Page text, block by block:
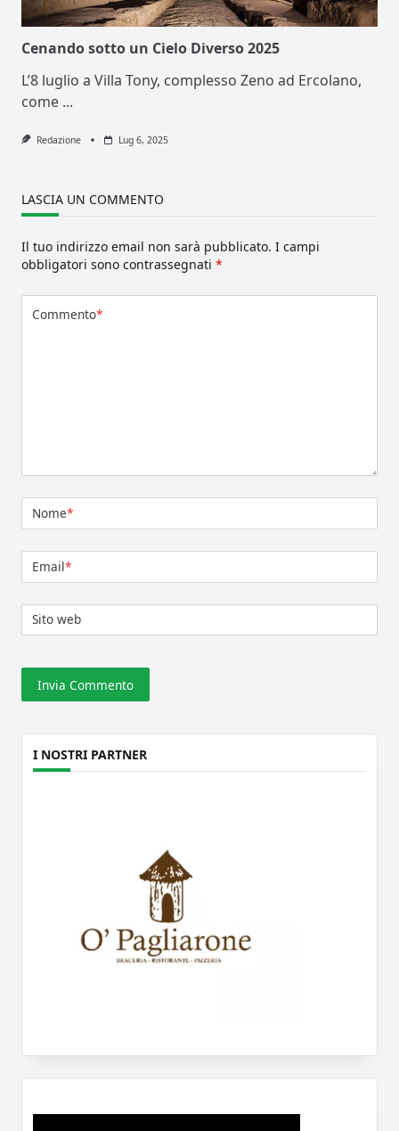
Cenando sotto un Cielo Diverso 2025
L’8 luglio a Villa Tony, complesso Zeno ad Ercolano,
come ...
Redazione Lug 6, 2025
LASCIA UN COMMENTO
Il tuo indirizzo email non sarà pubblicato. I campi
obbligatori sono contrassegnati *
Commento*
Nome*
Email*
Sito web
I NOSTRI PARTNER